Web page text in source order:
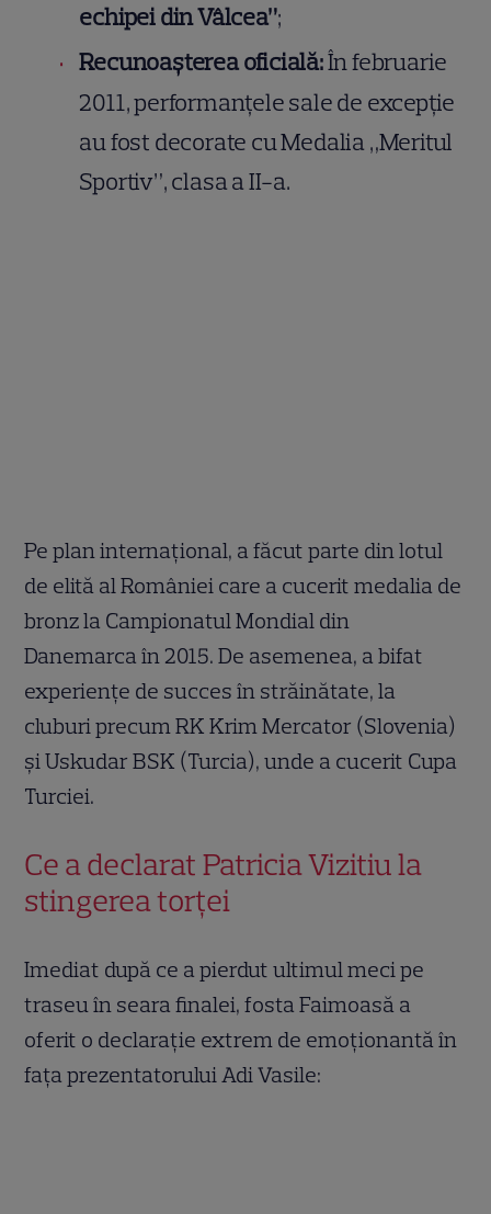
echipei din Vâlcea”;
Recunoașterea oficială:În februarie
2011, performanțele sale de excepție
au fost decorate cu Medalia „Meritul
Sportiv”, clasa a II-a.
Pe plan internațional, a făcut parte din lotul
de elită al României care a cucerit medalia de
bronz la Campionatul Mondial din
Danemarca în 2015. De asemenea, a bifat
experiențe de succes în străinătate, la
cluburi precum RK Krim Mercator (Slovenia)
și Uskudar BSK (Turcia), unde a cucerit Cupa
Turciei.
Ce a declarat Patricia Vizitiu la
stingerea torței
Imediat după ce a pierdut ultimul meci pe
traseu în seara finalei, fosta Faimoasă a
oferit o declarație extrem de emoționantă în
fața prezentatorului Adi Vasile: